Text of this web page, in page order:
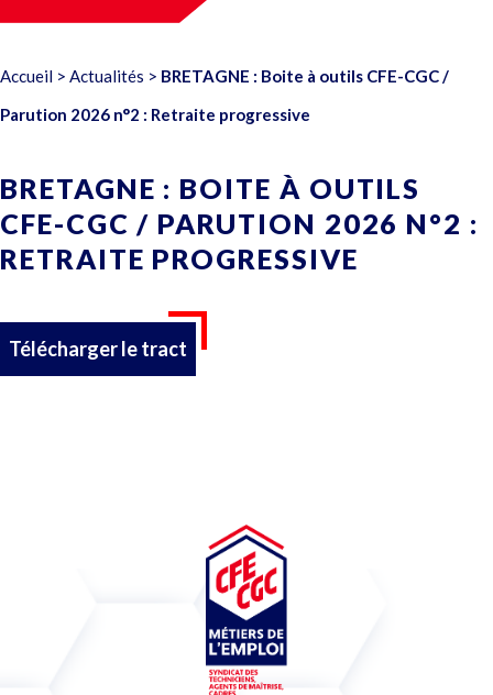
Accueil > Actualités > BRETAGNE : Boite à outils CFE-CGC /
Parution 2026 n°2 : Retraite progressive
BRETAGNE : BOITE À OUTILS
CFE-CGC / PARUTION 2026 N°2 :
RETRAITE PROGRESSIVE
Télécharger le tract